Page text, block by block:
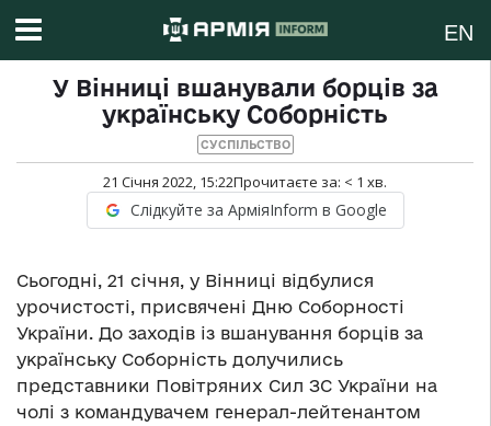
EN
У Вінниці вшанували борців за
українську Соборність
СУСПІЛЬСТВО
21 Січня 2022, 15:22Прочитаєте за: < 1 хв.
Слідкуйте за АрміяInform в Google
Сьогодні, 21 січня, у Вінниці відбулися
урочистості, присвячені Дню Соборності
України. До заходів із вшанування борців за
українську Соборність долучились
представники Повітряних Сил ЗС України на
чолі з командувачем генерал-лейтенантом